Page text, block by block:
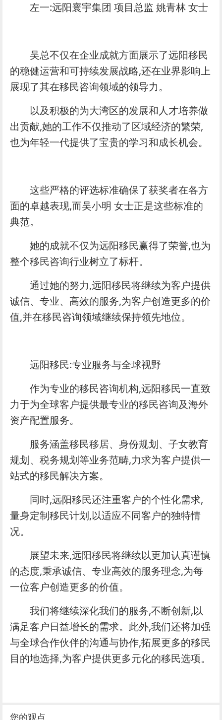
左一:远阳寰宇集团 项目总监 姚青林 女士
吴总不仅在企业成就方面展示了远阳移民
的稳健运营和可持续发展战略,还在业界影响上
展现了其在移民咨询领域的领导力。
以及积极的为大湾区的发展和人才培养做
出贡献,她的工作不仅推动了区域经济的繁荣,
也为年轻一代提供了宝贵的学习和成长机会。
这些严格的评选标准确保了获奖者在各方
面的卓越表现,而吴小明 女士正是这些标准的
典范。
她的成就不仅为远阳移民赢得了荣誉,也为
整个移民咨询行业树立了标杆。
通过她的努力,远阳移民将继续为客户提供
诚信、专业、高效的服务,为客户创造更多的价
值,并在移民咨询领域继续保持领先地位。
远阳移民:专业服务与全球视野
作为专业的移民咨询机构,远阳移民一直致
力于为全球客户提供最专业的移民咨询及海外
资产配置服务。
服务涵盖移民移居、身份规划、子女教育
规划、税务规划等业务范畴,力求为客户提供一
站式的移民解决方案。
同时,远阳移民还注重客户的个性化需求,
量身定制移民计划,以适应不同客户的独特情
况。
展望未来,远阳移民将继续以更加认真谨慎
的态度,秉承诚信、专业高效的服务理念,为每
一位客户创造更多的价值。
我们将继续深化我们的服务,不断创新,以
满足客户日益增长的需求。此外,我们还将加强
与全球合作伙伴的沟通与协作,拓展更多的移民
目的地选择,为客户提供更多元化的移民选项。
您的观点